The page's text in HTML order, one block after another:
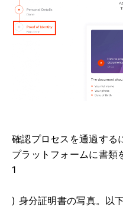
確認プロセスを通過する
プラットフォームに書類
1
) 身分証明書の写真。以